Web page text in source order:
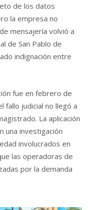
de los datos
la empresa no
mensajería volvió a
de San Pablo de
indignación entre
fue en febrero de
fallo judicial no llegó a
La aplicación
una investigación
involucrados en
las operadoras de
por la demanda